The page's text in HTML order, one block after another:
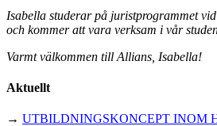
Isabella studerar på juristprogrammet
och kommer att vara verksam i vår
Varmt välkommen till Allians, Isabella!
Aktuellt
→ UTBILDNINGSKONCEPT INOM